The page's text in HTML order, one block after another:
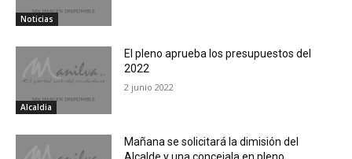
Noticias
Alcaldia
El pleno aprueba los presupuestos del
2022
2 junio 2022
Mañana se solicitará la dimisión del
Alcalde y una concejala en pleno